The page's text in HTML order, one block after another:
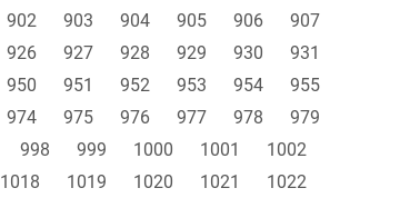
902 903 904 905 906
907
926 927 928 929 930
931
950 951 952 953 954
955
974 975 976 977 978
979
998 999 1000 1001
1002
1018 1019 1020 1021
1022